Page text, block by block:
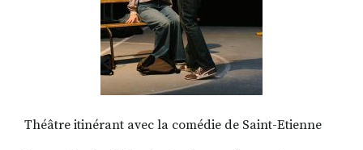
Théâtre itinérant avec la comédie de Saint-Etienne